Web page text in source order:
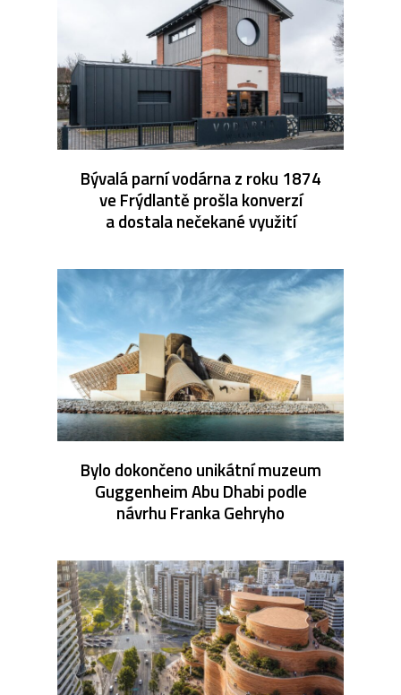
Bývalá parní vodárna z roku 1874
ve Frýdlantě prošla konverzí
a dostala nečekané využití
Bylo dokončeno unikátní muzeum
Guggenheim Abu Dhabi podle
návrhu Franka Gehryho